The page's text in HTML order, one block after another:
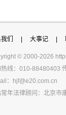
们 大事记
© 2000-2026
热线：010-88480403
：
hjf@e20.com.cn
年法律顾问：北京市